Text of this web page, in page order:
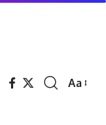
Font
Aa